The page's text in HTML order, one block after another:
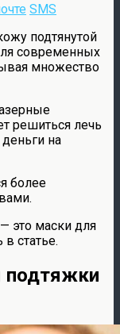
SMS
подтянутой
современных
множество
решиться лечь
на
более
это маски для
статье.